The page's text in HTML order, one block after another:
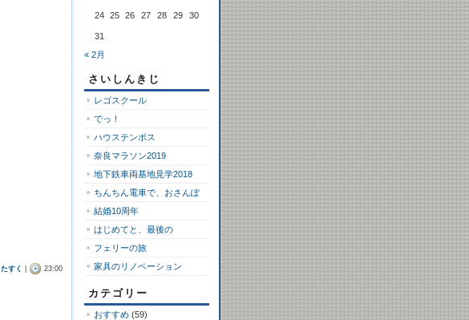
たすく 23:00
24 25 26 27 28 29 30
31
« 2月
さいしんきじ
レゴスクール
でっ！
ハウステンボス
奈良マラソン2019
地下鉄車両基地見学2018
ちんちん電車で、おさんぽ
結婚10周年
はじめてと、最後の
フェリーの旅
家具のリノベーション
カテゴリー
おすすめ (59)